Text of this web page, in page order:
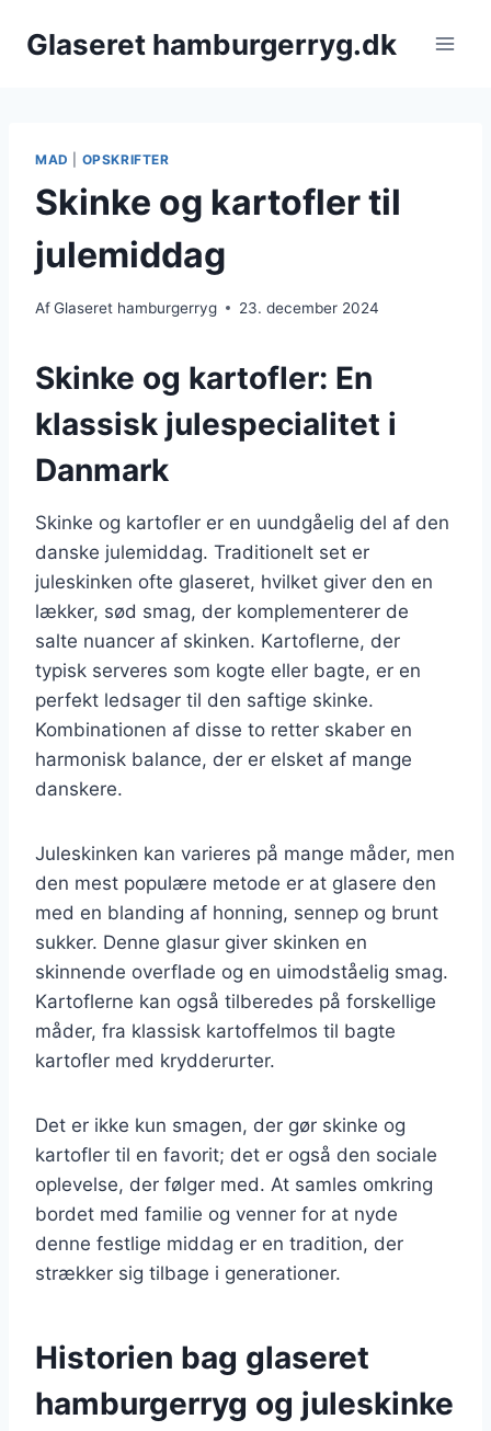
Glaseret hamburgerryg.dk
MAD OPSKRIFTER
Skinke og kartofler til
julemiddag
AfGlaseret hamburgerryg 23. december 2024
Skinke og kartofler: En
klassisk julespecialitet i
Danmark
Skinke og kartofler er en uundgåelig del af den
danske julemiddag. Traditionelt set er
juleskinken ofte glaseret, hvilket giver den en
lækker, sød smag, der komplementerer de
salte nuancer af skinken. Kartoflerne, der
typisk serveres som kogte eller bagte, er en
perfekt ledsager til den saftige skinke.
Kombinationen af disse to retter skaber en
harmonisk balance, der er elsket af mange
danskere.
Juleskinken kan varieres på mange måder, men
den mest populære metode er at glasere den
med en blanding af honning, sennep og brunt
sukker. Denne glasur giver skinken en
skinnende overflade og en uimodståelig smag.
Kartoflerne kan også tilberedes på forskellige
måder, fra klassisk kartoffelmos til bagte
kartofler med krydderurter.
Det er ikke kun smagen, der gør skinke og
kartofler til en favorit; det er også den sociale
oplevelse, der følger med. At samles omkring
bordet med familie og venner for at nyde
denne festlige middag er en tradition, der
strækker sig tilbage i generationer.
Historien bag glaseret
hamburgerryg og juleskinke